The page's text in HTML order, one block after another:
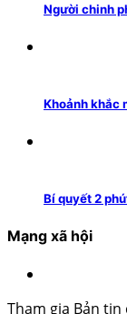
Người chinh
Khoảnh khắc
Bí quyết 2
Mạng xã hội
Tham gia Bản tin